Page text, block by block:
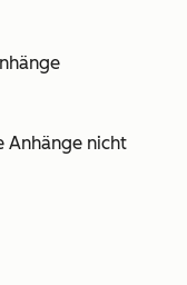
Anhänge nicht